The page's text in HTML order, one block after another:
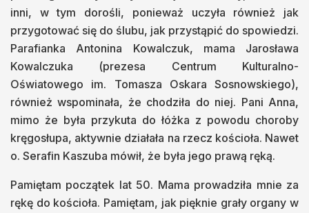
inni, w tym dorośli, ponieważ uczyła również jak
przygotować się do ślubu, jak przystąpić do spowiedzi.
Parafianka Antonina Kowalczuk, mama Jarosława
Kowalczuka (prezesa Centrum Kulturalno-
Oświatowego im. Tomasza Oskara Sosnowskiego),
również wspominała, że chodziła do niej. Pani Anna,
mimo że była przykuta do łóżka z powodu choroby
kręgosłupa, aktywnie działała na rzecz kościoła. Nawet
o. Serafin Kaszuba mówił, że była jego prawą ręką.
Pamiętam początek lat 50. Mama prowadziła mnie za
rękę do kościoła. Pamiętam, jak pięknie grały organy w